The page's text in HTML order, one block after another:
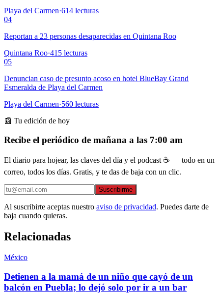
Playa del Carmen·614 lecturas
04
Reportan a 23 personas desaparecidas en Quintana Roo
Quintana Roo·415 lecturas
05
Denuncian caso de presunto acoso en hotel BlueBay Grand
Esmeralda de Playa del Carmen
Playa del Carmen·560 lecturas
📰 Tu edición de hoy
Recibe el periódico de mañana a las 7:00 am
El diario para hojear, las claves del día y el podcast ☕ — todo en un
correo, todos los días. Gratis, y te das de baja con un clic.
Suscribirme
Al suscribirte aceptas nuestro aviso de privacidad. Puedes darte de
baja cuando quieras.
Relacionadas
México
Detienen a la mamá de un niño que cayó de un
balcón en Puebla; lo dejó solo por ir a un bar